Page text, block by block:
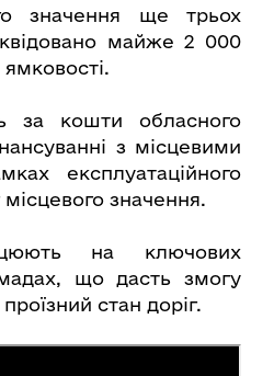
значення ще трьох
майже 2 000
за кошти обласного
з місцевими
експлуатаційного
значення.
на ключових
що дасть змогу
стан доріг.